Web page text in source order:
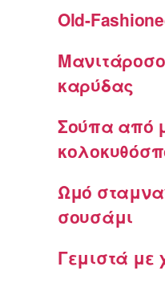
Old-
καρύδας
Σούπα από
Ωμό
σουσάμι
Γεμιστά με